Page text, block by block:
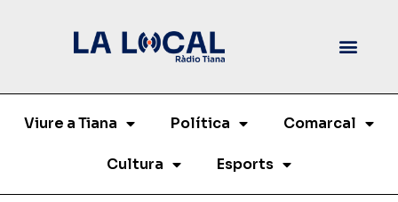
Viure a Tiana Política Comarcal
Cultura Esports